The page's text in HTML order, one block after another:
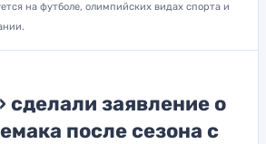
на футболе, олимпийских видах спорта и
сделали заявление о
после сезона с